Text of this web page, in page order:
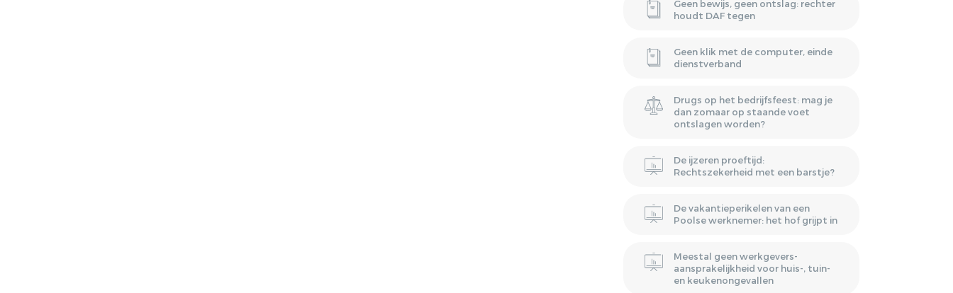
Geen bewijs, geen ontslag: rechter
houdt DAF tegen
Geen klik met de computer, einde
dienstverband
Drugs op het bedrijfsfeest: mag je
dan zomaar op staande voet
ontslagen worden?
De ijzeren proeftijd:
Rechtszekerheid met een barstje?
De vakantieperikelen van een
Poolse werknemer: het hof grijpt in
Meestal geen werkgevers-
aansprakelijkheid voor huis-, tuin-
en keukenongevallen